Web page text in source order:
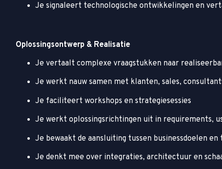
Je signaleert technologische ontwikkelingen en
Oplossingsontwerp & Realisatie
Je vertaalt complexe vraagstukken naar
Je werkt nauw samen met klanten, sales,
Je faciliteert workshops en strategiesessies
Je werkt oplossingsrichtingen uit in requirements,
Je bewaakt de aansluiting tussen businessdoelen
Je denkt mee over integraties, architectuur en